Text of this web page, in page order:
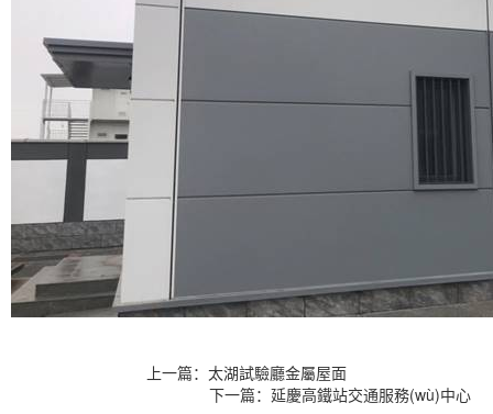
上一篇：太湖試驗廳金屬屋面
下一篇：延慶高鐵站交通服務(wù)中心